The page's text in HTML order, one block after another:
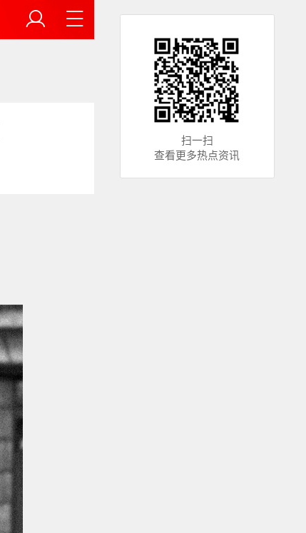
扫一扫
查看更多热点资讯